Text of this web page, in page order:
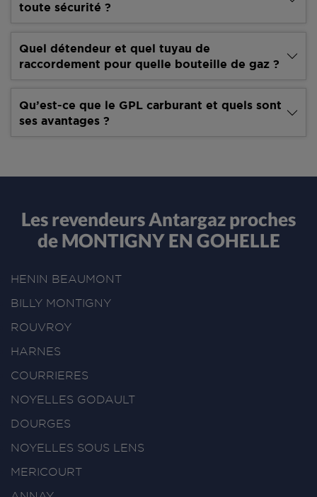
toute sécurité ?
Quel détendeur et quel tuyau de
raccordement pour quelle bouteille de gaz ?
Qu’est-ce que le GPL carburant et quels sont
ses avantages ?
Les revendeurs Antargaz proches
de MONTIGNY EN GOHELLE
HENIN BEAUMONT
BILLY MONTIGNY
ROUVROY
HARNES
COURRIERES
NOYELLES GODAULT
DOURGES
NOYELLES SOUS LENS
MERICOURT